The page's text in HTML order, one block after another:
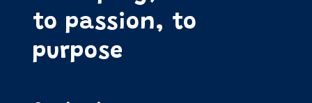
to passion, to
purpose